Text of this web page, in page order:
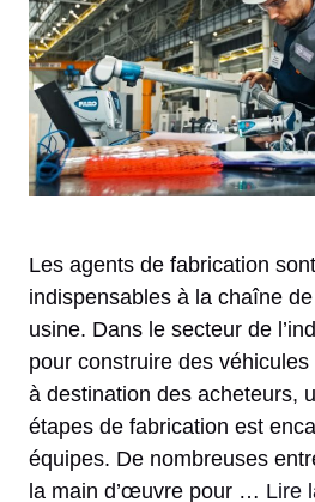
Les agents de fabrication
indispensables à la chaîne
usine. Dans le secteur de
pour construire des véhicules
à destination des acheteurs,
étapes de fabrication est
équipes. De nombreuses
la main d’œuvre pour … Lire